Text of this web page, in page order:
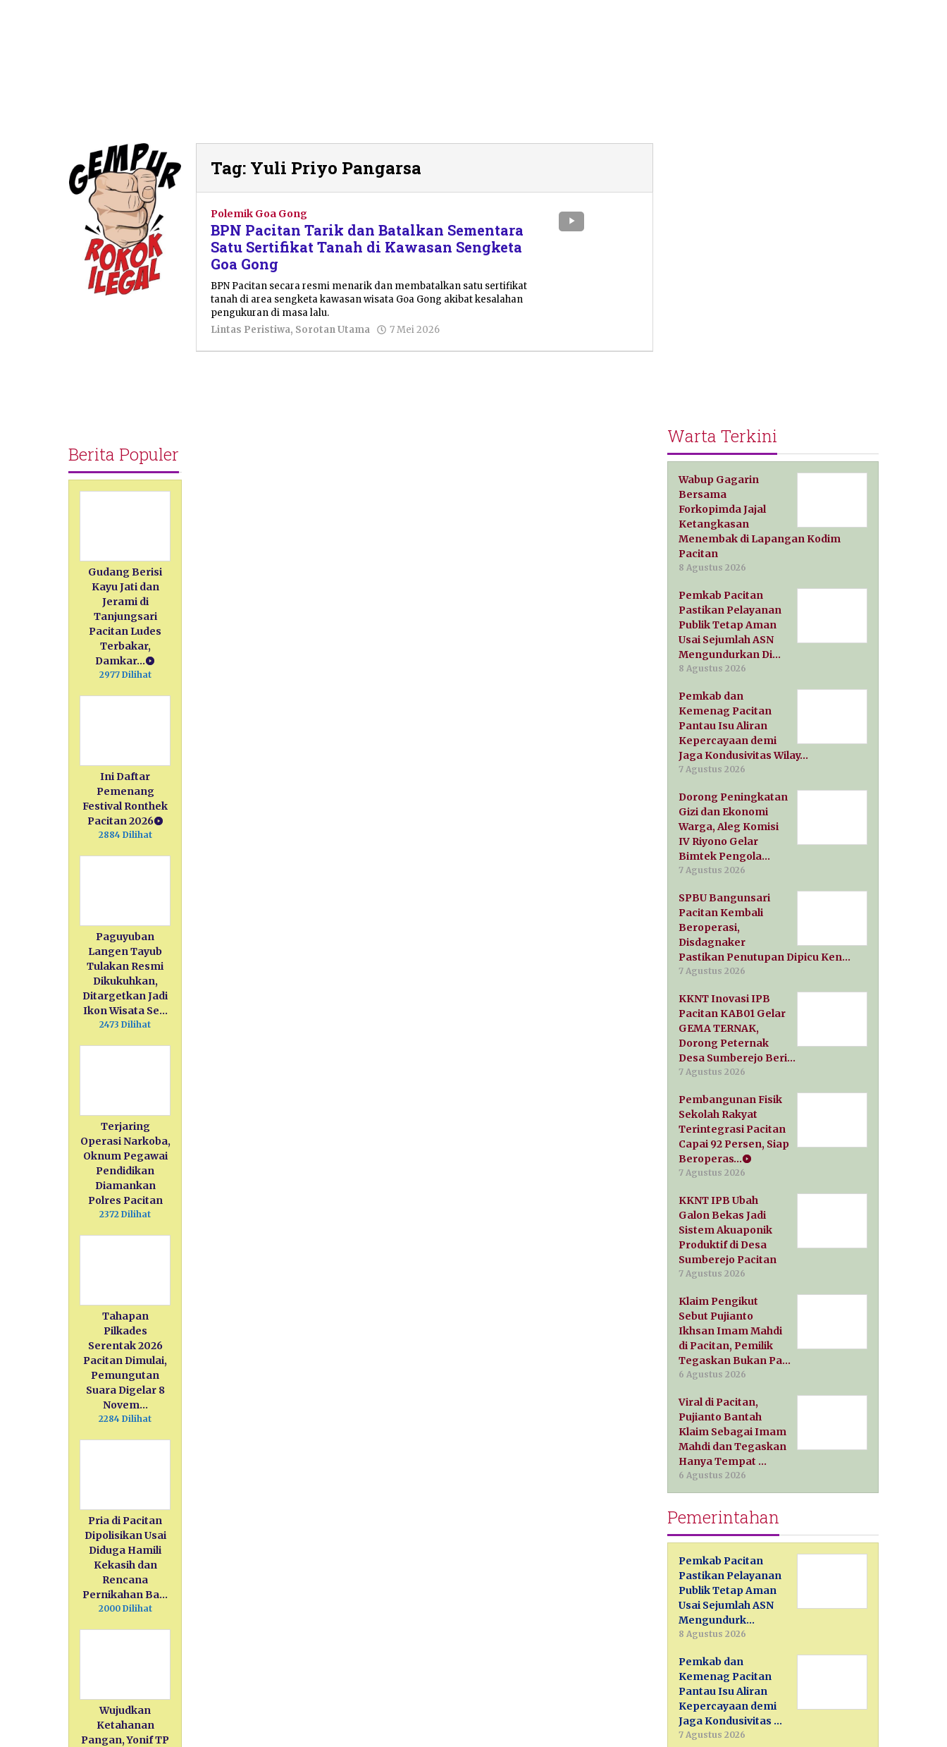
Berita Populer
Gudang Berisi
Kayu Jati dan
Jerami di
Tanjungsari
Pacitan Ludes
Terbakar,
Damkar…
2977 Dilihat
Ini Daftar
Pemenang
Festival Ronthek
Pacitan 2026
2884 Dilihat
Paguyuban
Langen Tayub
Tulakan Resmi
Dikukuhkan,
Ditargetkan Jadi
Ikon Wisata Se…
2473 Dilihat
Terjaring
Operasi Narkoba,
Oknum Pegawai
Pendidikan
Diamankan
Polres Pacitan
2372 Dilihat
Tahapan
Pilkades
Serentak 2026
Pacitan Dimulai,
Pemungutan
Suara Digelar 8
Novem…
2284 Dilihat
Pria di Pacitan
Dipolisikan Usai
Diduga Hamili
Kekasih dan
Rencana
Pernikahan Ba…
2000 Dilihat
Wujudkan
Ketahanan
Pangan, Yonif TP
Tag: Yuli Priyo Pangarsa
Polemik Goa Gong
BPN Pacitan Tarik dan Batalkan Sementara
Satu Sertifikat Tanah di Kawasan Sengketa
Goa Gong
BPN Pacitan secara resmi menarik dan membatalkan satu sertifikat
tanah di area sengketa kawasan wisata Goa Gong akibat kesalahan
pengukuran di masa lalu.
Lintas Peristiwa, Sorotan Utama 7 Mei 2026
Wulandari
Warta Terkini
Wabup Gagarin
Bersama
Forkopimda Jajal
Ketangkasan
Menembak di Lapangan Kodim
Pacitan
8 Agustus 2026
Pemkab Pacitan
Pastikan Pelayanan
Publik Tetap Aman
Usai Sejumlah ASN
Mengundurkan Di…
8 Agustus 2026
Pemkab dan
Kemenag Pacitan
Pantau Isu Aliran
Kepercayaan demi
Jaga Kondusivitas Wilay…
7 Agustus 2026
Dorong Peningkatan
Gizi dan Ekonomi
Warga, Aleg Komisi
IV Riyono Gelar
Bimtek Pengola…
7 Agustus 2026
SPBU Bangunsari
Pacitan Kembali
Beroperasi,
Disdagnaker
Pastikan Penutupan Dipicu Ken…
7 Agustus 2026
KKNT Inovasi IPB
Pacitan KAB01 Gelar
GEMA TERNAK,
Dorong Peternak
Desa Sumberejo Beri…
7 Agustus 2026
Pembangunan Fisik
Sekolah Rakyat
Terintegrasi Pacitan
Capai 92 Persen, Siap
Beroperas…
7 Agustus 2026
KKNT IPB Ubah
Galon Bekas Jadi
Sistem Akuaponik
Produktif di Desa
Sumberejo Pacitan
7 Agustus 2026
Klaim Pengikut
Sebut Pujianto
Ikhsan Imam Mahdi
di Pacitan, Pemilik
Tegaskan Bukan Pa…
6 Agustus 2026
Viral di Pacitan,
Pujianto Bantah
Klaim Sebagai Imam
Mahdi dan Tegaskan
Hanya Tempat …
6 Agustus 2026
Pemerintahan
Pemkab Pacitan
Pastikan Pelayanan
Publik Tetap Aman
Usai Sejumlah ASN
Mengundurk…
8 Agustus 2026
Pemkab dan
Kemenag Pacitan
Pantau Isu Aliran
Kepercayaan demi
Jaga Kondusivitas …
7 Agustus 2026